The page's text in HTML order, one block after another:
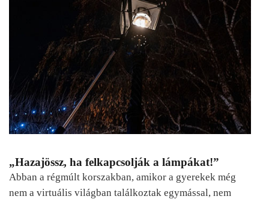
„Hazajössz, ha felkapcsolják a lámpákat!”
Abban a régmúlt korszakban, amikor a gyerekek még
nem a virtuális világban találkoztak egymással, nem